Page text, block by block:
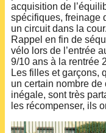
acquisition de
spécifiques, freinage
un circuit dans la cour.
Rappel en fin de
vélo lors de l’entrée
9/10 ans à la rentrée
Les filles et garçons,
un certain nombre
inégale, sont très
les récompenser, ils